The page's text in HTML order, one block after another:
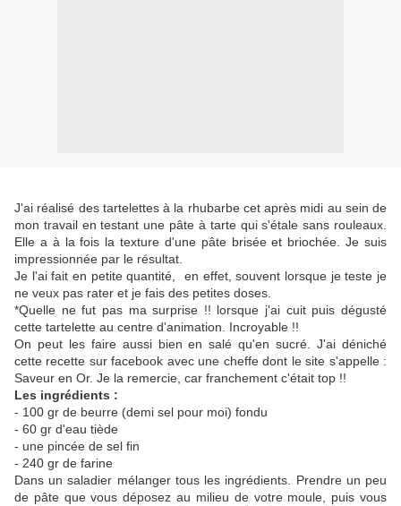
J'ai réalisé des tartelettes à la rhubarbe cet après midi au sein de
mon travail en testant une pâte à tarte qui s'étale sans rouleaux.
Elle a à la fois la texture d'une pâte brisée et briochée. Je suis
impressionnée par le résultat.
Je l'ai fait en petite quantité, en effet, souvent lorsque je teste je
ne veux pas rater et je fais des petites doses.
*Quelle ne fut pas ma surprise !! lorsque j'ai cuit puis dégusté
cette tartelette au centre d'animation. Incroyable !!
On peut les faire aussi bien en salé qu'en sucré. J'ai déniché
cette recette sur facebook avec une cheffe dont le site s'appelle :
Saveur en Or. Je la remercie, car franchement c'était top !!
Les ingrédients :
- 100 gr de beurre (demi sel pour moi) fondu
- 60 gr d'eau tiède
- une pincée de sel fin
- 240 gr de farine
Dans un saladier mélanger tous les ingrédients. Prendre un peu
de pâte que vous déposez au milieu de votre moule, puis vous